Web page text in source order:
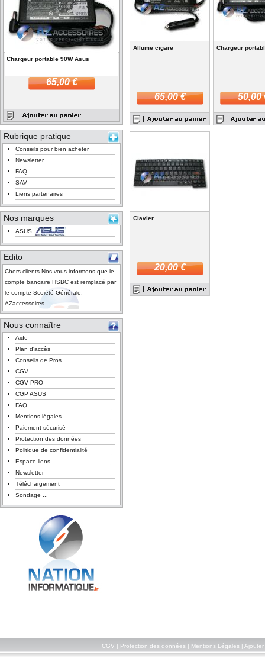
Chargeur portable 90W Asus
65,00 €
Rubrique pratique
Conseils pour bien acheter
Newsletter
FAQ
SAV
Liens partenaires
Nos marques
ASUS
Edito
Chers clients Nos vous informons que le
compte bancaire HSBC est remplacé par
le compte Scoiété Générale.
AZaccessoires
Nous connaître
Aide
Plan d'accès
Conseils de Pros.
CGV
CGV PRO
CGP ASUS
FAQ
Mentions légales
Paiement sécurisé
Protection des données
Politique de confidentialité
Espace liens
Newsletter
Téléchargement
Sondage ...
Allume cigare
65,00 €
Chargeur
50,00
Clavier
20,00 €
CGV Protection des données| Mentions Légales| Ajouter